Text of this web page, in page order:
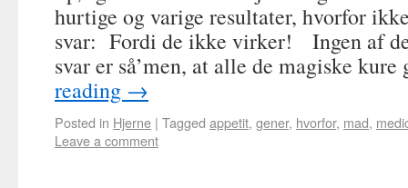
hurtige og varige resultater, hvorfor
svar: Fordi de ikke virker! Ingen af
svar er så’men, at alle de magiske
reading →
Posted in Hjerne | Tagged appetit, gener, hvorfor, mad,
Leave a comment